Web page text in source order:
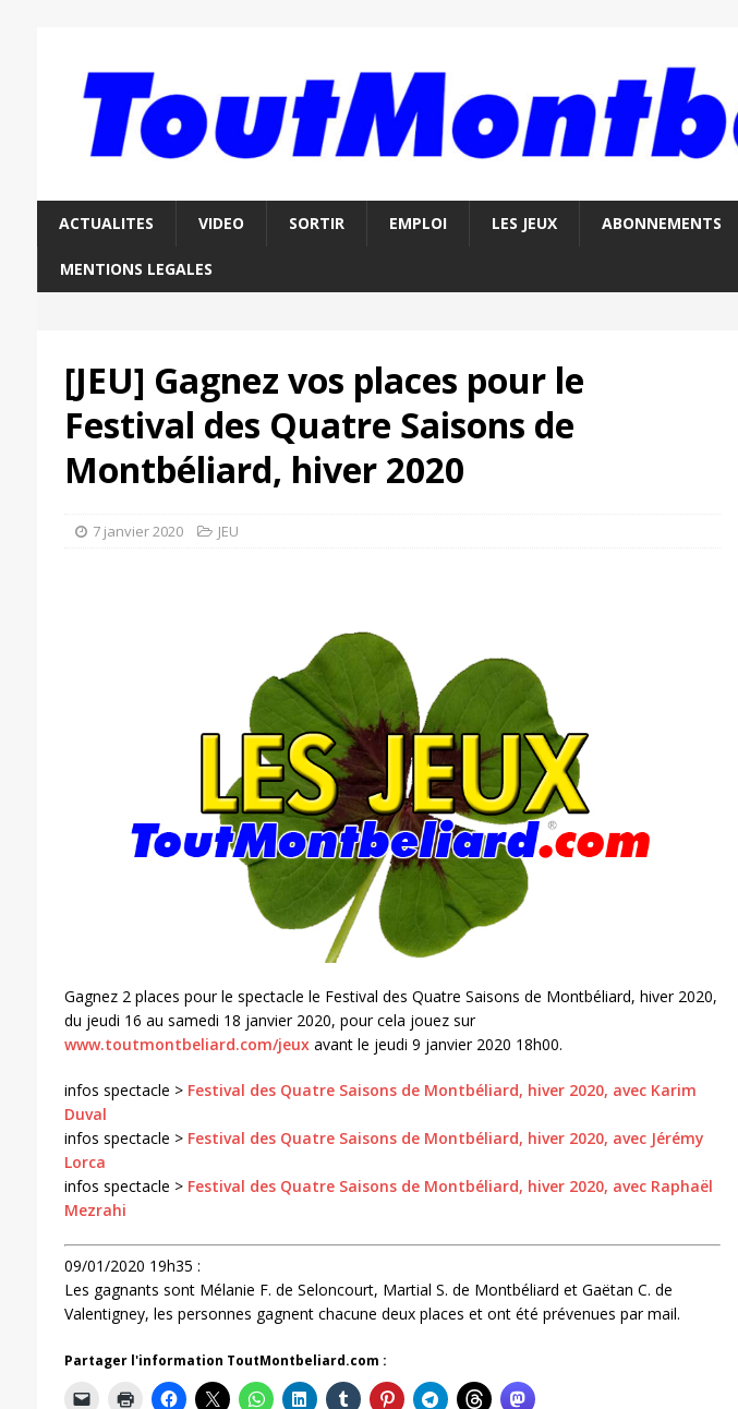
ACTUALITES VIDEO SORTIR EMPLOI LES JEUX ABONNEMENTS
MENTIONS LEGALES
[JEU] Gagnez vos places pour le
Festival des Quatre Saisons de
Montbéliard, hiver 2020
7 janvier 2020 JEU
Gagnez 2 places pour le spectacle le Festival des Quatre Saisons de Montbéliard, hiver 2020,
du jeudi 16 au samedi 18 janvier 2020, pour cela jouez sur
www.toutmontbeliard.com/jeuxavant le jeudi 9 janvier 2020 18h00.
infos spectacle > Festival des Quatre Saisons de Montbéliard, hiver 2020, avec Karim
Duval
infos spectacle > Festival des Quatre Saisons de Montbéliard, hiver 2020, avec Jérémy
Lorca
infos spectacle > Festival des Quatre Saisons de Montbéliard, hiver 2020, avec Raphaël
Mezrahi
09/01/2020 19h35 :
Les gagnants sont Mélanie F. de Seloncourt, Martial S. de Montbéliard et Gaëtan C. de
Valentigney, les personnes gagnent chacune deux places et ont été prévenues par mail.
Partager l'information ToutMontbeliard.com :